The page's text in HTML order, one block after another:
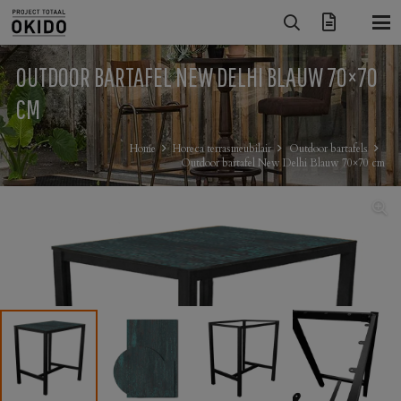
OUTDOOR BARTAFEL NEW DELHI BLAUW 70×70
CM
Home Horeca terrasmeubilair
Outdoor bartafels
Outdoor bartafel New Delhi Blauw 70×70 cm